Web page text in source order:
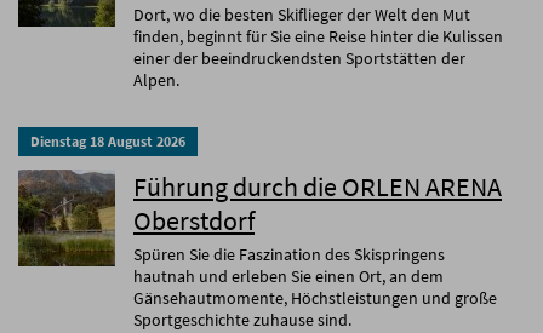
Dort, wo die besten Skiflieger der Welt den Mut
finden, beginnt für Sie eine Reise hinter die Kulissen
einer der beeindruckendsten Sportstätten der
Alpen.
Dienstag 18 August 2026
Führung durch die ORLEN ARENA
Oberstdorf
Spüren Sie die Faszination des Skispringens
hautnah und erleben Sie einen Ort, an dem
Gänsehautmomente, Höchstleistungen und große
Sportgeschichte zuhause sind.